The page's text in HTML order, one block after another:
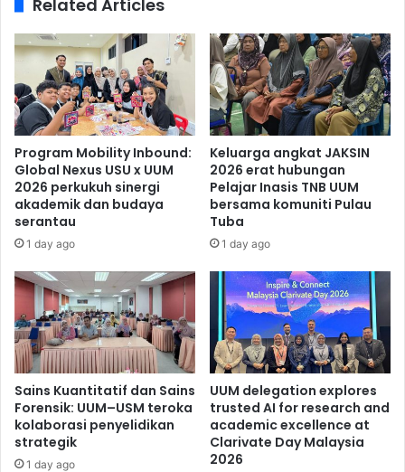
Related Articles
Program Mobility Inbound:
Global Nexus USU x UUM
2026 perkukuh sinergi
akademik dan budaya
serantau
1 day ago
Keluarga angkat JAKSIN
2026 erat hubungan
Pelajar Inasis TNB UUM
bersama komuniti Pulau
Tuba
1 day ago
Sains Kuantitatif dan Sains
Forensik: UUM–USM teroka
kolaborasi penyelidikan
strategik
1 day ago
UUM delegation explores
trusted AI for research and
academic excellence at
Clarivate Day Malaysia
2026